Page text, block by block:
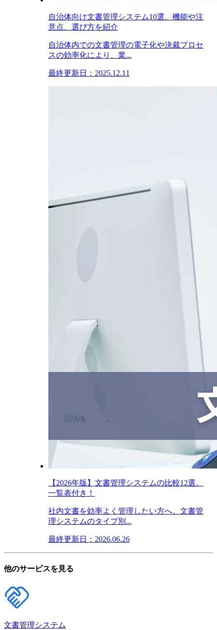
自治体向け文書管理システム10選。機能や注
意点、選び方を紹介
自治体内での文書管理の電子化や決裁プロセ
スの効率化により、業...
最終更新日：2025.12.11
【2026年版】文書管理システムの比較12選。
一覧表付き！
社内文書を効率よく管理したい方へ。文書管
理システムのタイプ別...
最終更新日：2026.06.26
他のサービスを見る
文書管理システム